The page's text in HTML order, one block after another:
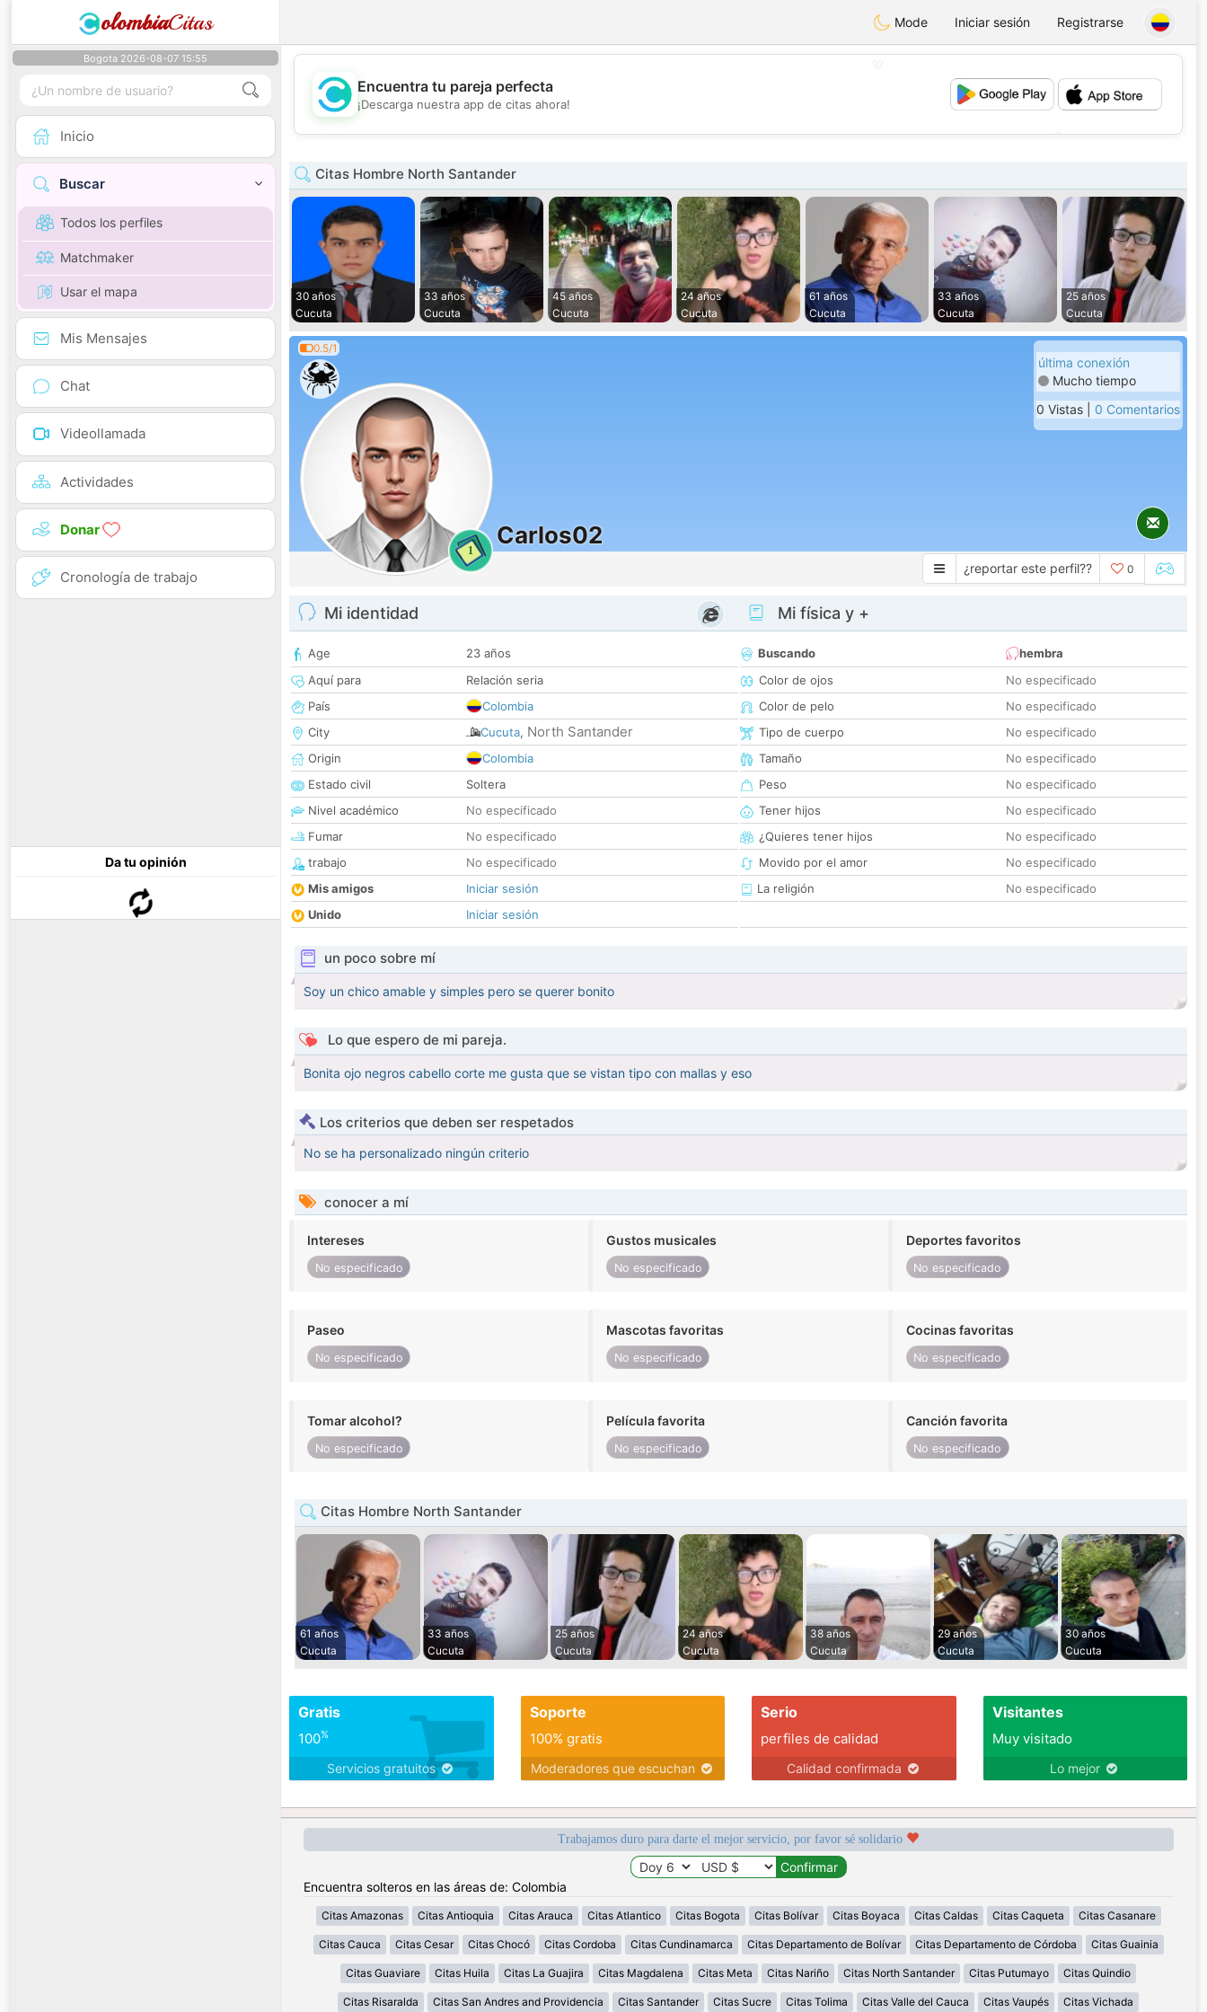
olombiaCitas Mode Iniciar sesión Registrarse
Bogota 2026-08-07 15:55
Inicio
Buscar
Todos los perfiles
Matchmaker
Usar el mapa
Mis Mensajes
Chat
Videollamada
Actividades
Donar
Cronología de trabajo
Da tu opinión
💖
Encuentra tu pareja perfecta
¡Descarga nuestra app de citas ahora!
Citas Hombre North Santander
30 años
Cucuta
33 años
Cucuta
45 años
Cucuta
24 años
Cucuta
61 años
Cucuta
33 años
Cucuta
25 años
Cucuta
0.5/1
1
Carlos02
última conexión
Mucho tiempo
0 Vistas | 0 Comentarios
¿reportar este perfil?? 0
Mi identidad
Age
23 años
Aquí para
Relación seria
País
Colombia
City
Cucuta, North Santander
Origin
Colombia
Estado civil
Soltera
Nivel académico
No especificado
Fumar
No especificado
trabajo
No especificado
Mis amigos
Iniciar sesión
Unido
Iniciar sesión
Mi física y +
Buscando
hembra
Color de ojos
No especificado
Color de pelo
No especificado
Tipo de cuerpo
No especificado
Tamaño
No especificado
Peso
No especificado
Tener hijos
No especificado
¿Quieres tener hijos
No especificado
Movido por el amor
No especificado
La religión
No especificado
un poco sobre mí
Soy un chico amable y simples pero se querer bonito
Lo que espero de mi pareja.
Bonita ojo negros cabello corte me gusta que se vistan tipo con mallas y eso
Los criterios que deben ser respetados
No se ha personalizado ningún criterio
conocer a mí
Intereses
No especificado
Gustos musicales
No especificado
Deportes favoritos
No especificado
Paseo
No especificado
Mascotas favoritas
No especificado
Cocinas favoritas
No especificado
Tomar alcohol?
No especificado
Película favorita
No especificado
Canción favorita
No especificado
Citas Hombre North Santander
61 años
Cucuta
33 años
Cucuta
25 años
Cucuta
24 años
Cucuta
38 años
Cucuta
29 años
Cucuta
30 años
Cucuta
Gratis
100%
Servicios gratuitos
Soporte
100% gratis
Moderadores que escuchan
Serio
perfiles de calidad
Calidad confirmada
Visitantes
Muy visitado
Lo mejor
Trabajamos duro para darte el mejor servicio, por favor sé solidario
Encuentra solteros en las áreas de: Colombia
Citas Amazonas Citas Antioquia Citas Arauca Citas Atlantico Citas Bogota Citas Bolívar Citas Boyaca Citas Caldas Citas Caqueta Citas Casanare
Citas Cauca Citas Cesar Citas Chocó Citas Cordoba Citas Cundinamarca Citas Departamento de Bolívar Citas Departamento de Córdoba Citas Guainia
Citas Guaviare Citas Huila Citas La Guajira Citas Magdalena Citas Meta Citas Nariño Citas North Santander Citas Putumayo Citas Quindio
Citas Risaralda Citas San Andres and Providencia Citas Santander Citas Sucre Citas Tolima Citas Valle del Cauca Citas Vaupés Citas Vichada